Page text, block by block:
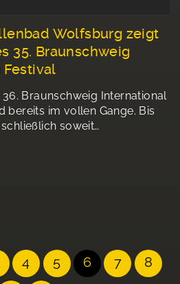
Wolfsburg zeigt
35. Braunschweig
Braunschweig International
bereits im vollen Gange. Bis
soweit…
4 5 6 7
8